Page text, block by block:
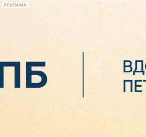
РЕКЛАМА
Сегодня:
2026.08.07
06:30